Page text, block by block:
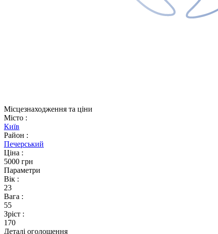
Місцезнаходження та ціни
Місто :
Київ
Район :
Печерський
Ціна :
5000 грн
Параметри
Вік :
23
Вага :
55
Зріст :
170
Деталі оголошення